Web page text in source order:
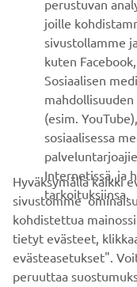
ASIAKASTUKI
UUTISKIRJE
Ole ensimmäinen, joka
erikoistapahtumista,
Lue
käsittelemme
perustuvan
joille
sivustollamme
kuten
Sosiaalisen
(esim.
sosiaalisessa
Internetissä, ja
tarkoituksiinsa.
Hyväksymällä kaikki
sivustomme
kohdistettua
tietyt evästeet,
evästeasetukset".
peruuttaa